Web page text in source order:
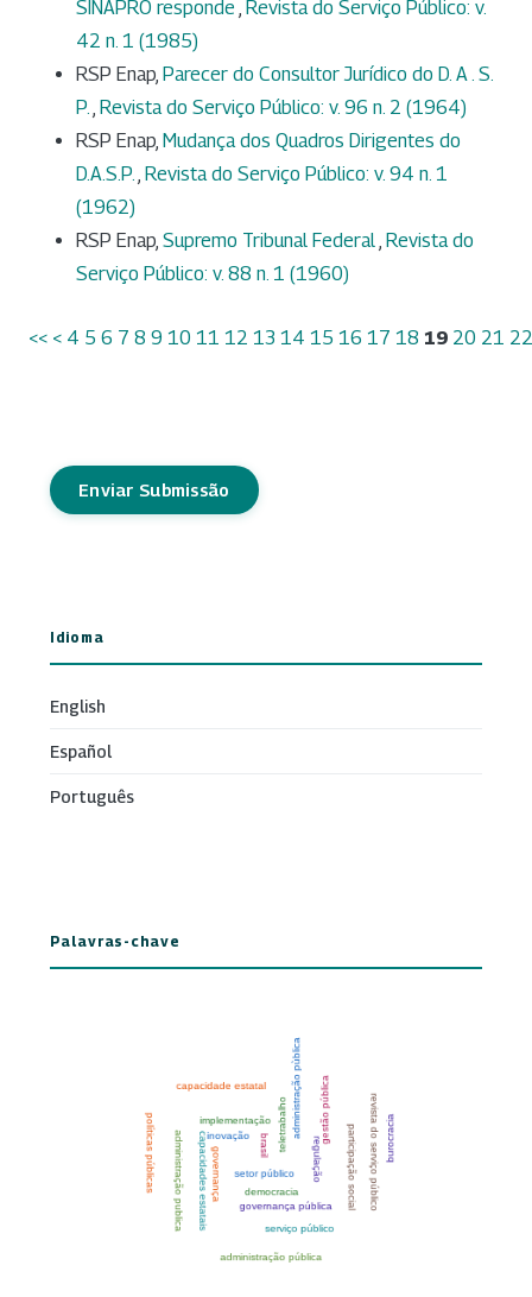
SINAPRO responde , Revista do Serviço Público: v.
42 n. 1 (1985)
RSP Enap, Parecer do Consultor Jurídico do D. A . S.
P., Revista do Serviço Público: v. 96 n. 2 (1964)
RSP Enap, Mudança dos Quadros Dirigentes do
D.A.S.P., Revista do Serviço Público: v. 94 n. 1
(1962)
RSP Enap, Supremo Tribunal Federal, Revista do
Serviço Público: v. 88 n. 1 (1960)
<< < 4 5 6 7 8 9 10 11 12 13 14 15 16 17 18 19 20 21 22
Enviar Submissão
Idioma
English
Español
Português
Palavras-chave